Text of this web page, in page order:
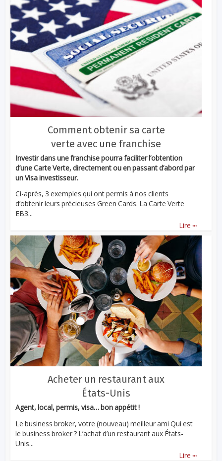
Comment obtenir sa carte
verte avec une franchise
Investir dans une franchise pourra faciliter l’obtention
d’une Carte Verte, directement ou en passant d’abord par
un Visa investisseur.
Ci-après, 3 exemples qui ont permis à nos clients
d’obtenir leurs précieuses Green Cards. La Carte Verte
EB3...
Lire ...
Acheter un restaurant aux
États-Unis
Agent, local, permis, visa… bon appétit !
Le business broker, votre (nouveau) meilleur ami Qui est
le business broker ? L’achat d’un restaurant aux États-
Unis...
Lire ...